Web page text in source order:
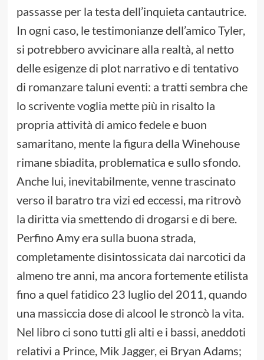
passasse per la testa dell’inquieta cantautrice.
In ogni caso, le testimonianze dell’amico Tyler,
si potrebbero avvicinare alla realtà, al netto
delle esigenze di plot narrativo e di tentativo
di romanzare taluni eventi: a tratti sembra che
lo scrivente voglia mette più in risalto la
propria attività di amico fedele e buon
samaritano, mente la figura della Winehouse
rimane sbiadita, problematica e sullo sfondo.
Anche lui, inevitabilmente, venne trascinato
verso il baratro tra vizi ed eccessi, ma ritrovò
la diritta via smettendo di drogarsi e di bere.
Perfino Amy era sulla buona strada,
completamente disintossicata dai narcotici da
almeno tre anni, ma ancora fortemente etilista
fino a quel fatidico 23 luglio del 2011, quando
una massiccia dose di alcool le stroncò la vita.
Nel libro ci sono tutti gli alti e i bassi, aneddoti
relativi a Prince, Mik Jagger, ei Bryan Adams;